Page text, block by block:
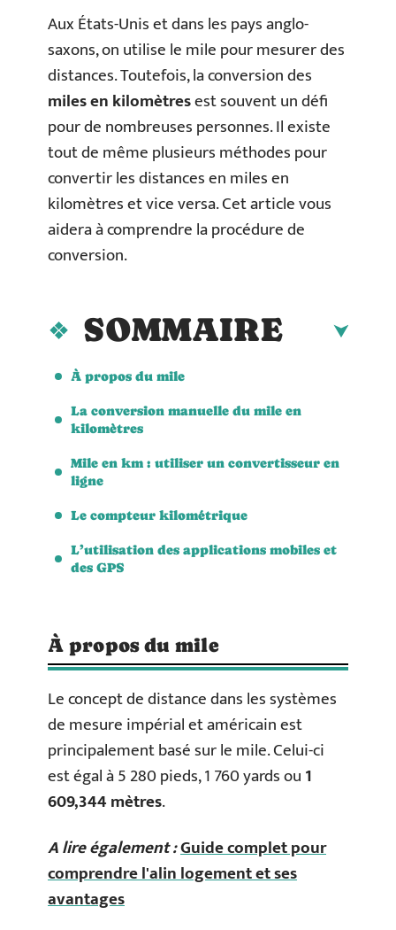
Aux États-Unis et dans les pays anglo-
saxons, on utilise le mile pour mesurer des
distances. Toutefois, la conversion des
miles en kilomètresest souvent un défi
pour de nombreuses personnes. Il existe
tout de même plusieurs méthodes pour
convertir les distances en miles en
kilomètres et vice versa. Cet article vous
aidera à comprendre la procédure de
conversion.
SOMMAIRE
À propos du mile
La conversion manuelle du mile en
kilomètres
Mile en km : utiliser un convertisseur en
ligne
Le compteur kilométrique
L’utilisation des applications mobiles et
des GPS
À propos du mile
Le concept de distance dans les systèmes
de mesure impérial et américain est
principalement basé sur le mile. Celui-ci
est égal à 5 280 pieds, 1 760 yards ou1
609,344 mètres.
A lire également :Guide complet pour
comprendre l'alin logement et ses
avantages